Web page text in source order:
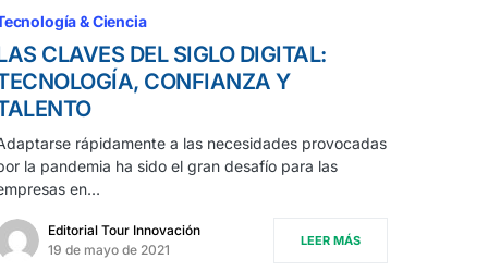
& Ciencia
CLAVES DEL SIGLO DIGITAL:
CONFIANZA Y
rápidamente a las necesidades provocadas
la pandemia ha sido el gran desafío para las
en…
Editorial Tour Innovación
19 de mayo de 2021
LEER MÁS